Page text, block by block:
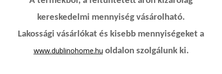
kereskedelmi mennyiség vásárolható.
Lakossági vásárlókat és kisebb mennyiségeket a
www.dublinohome.hu oldalon szolgálunk ki.